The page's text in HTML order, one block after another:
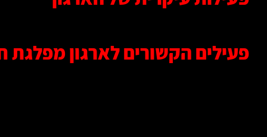
פעילים הקשורים לארגון